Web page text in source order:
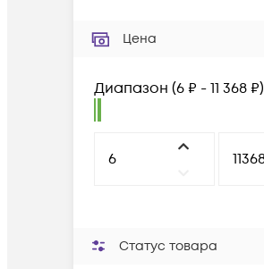
Цена
Диапазон (6 ₽ - 11 368 ₽)
Статус товара